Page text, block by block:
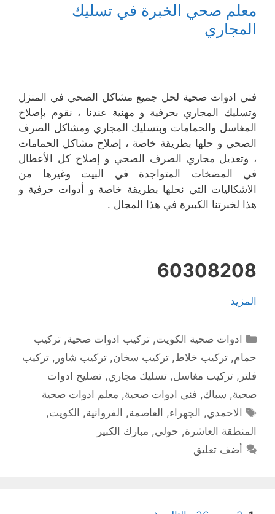
معلم صحي الخبرة في تسليك
المجاري
فني ادوات صحية لحل جميع مشاكل الصحي في المنزل
وتسليك المجاري بحرفية و مهنية عندنا ، نقوم بإصلاح
المغاسل والحمامات وبتسليك المجاري ومشاكل الصرف
الصحي و حلها بطريقة خاصة ، إصلاح مشاكل الحمامات
، وتعديل مجاري الصرف الصحي و إصلاح كل الأعطال
في المضخات المتواجدة في البيت وغيرها من
الاشكاليات التي نحلها بطريقة خاصة و أدوات حرفية و
هذا لخبرتنا الكبيرة في هذا المجال .
60308208
المزيد
التصنيفات
ادوات صحية الكويت,تركيب ادوات صحية,تركيب
حمام, تركيب خلاط, تركيب سخان, تركيب شاور , تركيب
فلتر , تركيب مغاسل, تسليك مجاري, تصليح ادوات
صحية, سباك, فني ادوات صحية, معلم ادوات صحية
الوسوم
الاحمدي, الجهراء, العاصمة, الفروانية, الكويت,
المنطقة العاشرة, حولي, مبارك الكبير
أضف تعليق